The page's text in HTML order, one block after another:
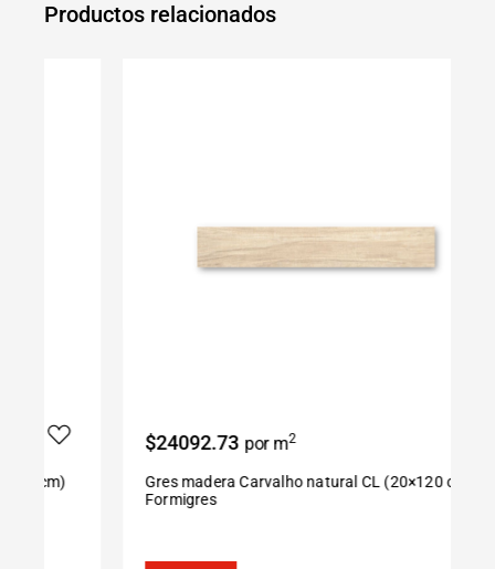
Productos relacionados
$24092.73 por m2
Gres madera Carvalho natural CL (20×120 cm)
Formigres